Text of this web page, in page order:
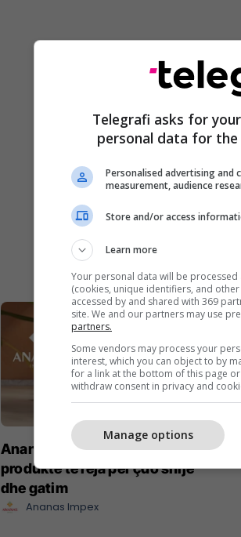
Ananas Impex sjell në treg
produkte të reja për çdo shije
dhe gatim
Ananas Impex
Telegrafi asks for
personal data for
Personalised advertising
measurement, audience
Store and/or access
Learn more
Your personal data will be
(cookies, unique identifiers, and
accessed by and shared with 369
site. We and our partners may use
partners.
Some vendors may process your
interest, which you can object to by
for a link at the bottom of this page
withdraw consent in privacy and
Manage options